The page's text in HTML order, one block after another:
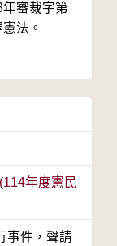
審裁字第
法。
年度憲民
事件，聲請